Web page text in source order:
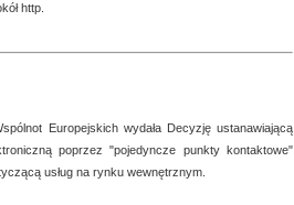
http.
Europejskich wydała Decyzję ustanawiającą
poprzez "pojedyncze punkty kontaktowe"
usług na rynku wewnętrznym.